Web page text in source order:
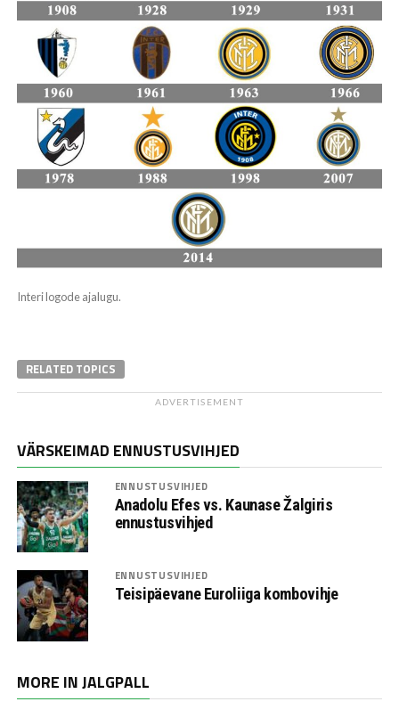
Interi logode ajalugu.
RELATED TOPICS
ADVERTISEMENT
VÄRSKEIMAD ENNUSTUSVIHJED
ENNUSTUSVIHJED
Anadolu Efes vs. Kaunase Žalgiris
ennustusvihjed
ENNUSTUSVIHJED
Teisipäevane Euroliiga kombovihje
MORE IN JALGPALL